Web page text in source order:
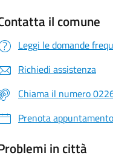
il comune
Leggi le domande
Richiedi assistenza
Chiama il numero
Prenota appuntamento
in città